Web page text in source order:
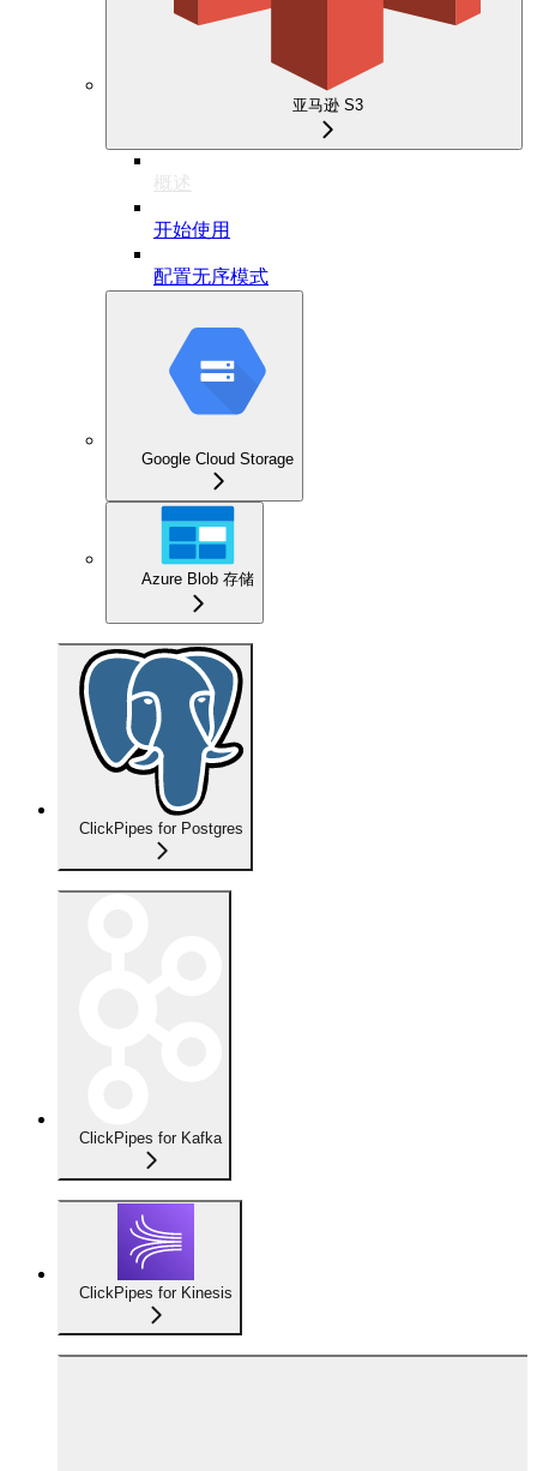
亚马逊 S3
概述
开始使用
配置无序模式
Google Cloud Storage
Azure Blob 存储
ClickPipes for Postgres
ClickPipes for Kafka
ClickPipes for Kinesis